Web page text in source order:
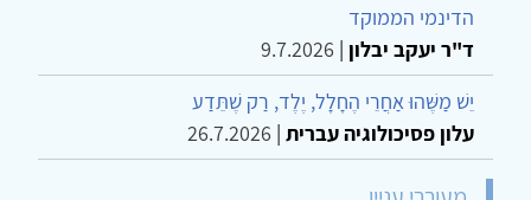
הדינמי הממוקד
ד"ר יעקב יבלון |
9.7.2026
יֵשׁ מַשֶּׁהוּ אַחֲרֵי הֶחָלָל, יֶלֶד, רַק שֶׁתֵּדַע
עלון פסיכולוגיה עברית |
26.7.2026